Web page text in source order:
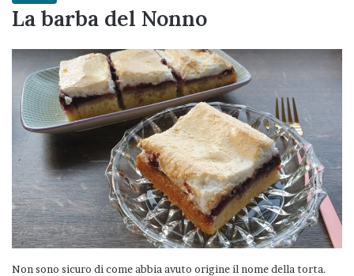
La barba del Nonno
Non sono sicuro di come abbia avuto origine il nome della torta.